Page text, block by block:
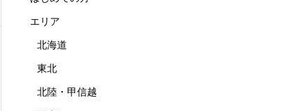
エリア
北海道
東北
北陸・甲信越